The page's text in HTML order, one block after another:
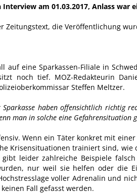
Interview am 01.03.2017, Anlass war
Zeitungstext, die Veröffentlichung
auf eine Sparkassen-Filiale in
noch tief. MOZ-Redakteurin
Steffen Meltzer.
haben offensichtlich richtig
man in solche eine Gefahrensituation
Wenn ein Täter konkret mit
Krisensituationen trainiert sind,
leider zahlreiche Beispiele
nur weil sie helfen oder die
voller Adrenalin und
Fall gefasst werden.